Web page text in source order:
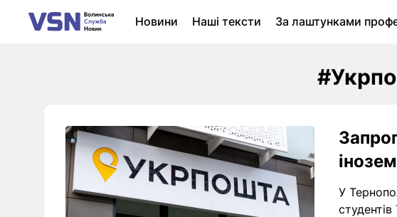
Новини Наші тексти За лаштунками
У